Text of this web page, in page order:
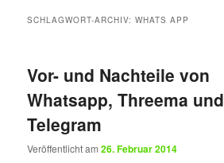
SCHLAGWORT-ARCHIV:WHATS APP
Vor- und Nachteile von
Whatsapp, Threema und
Telegram
Veröffentlicht am26. Februar 2014